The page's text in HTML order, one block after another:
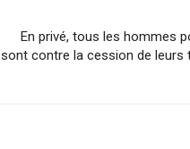
En privé, tous les hommes
sont contre la cession de leurs